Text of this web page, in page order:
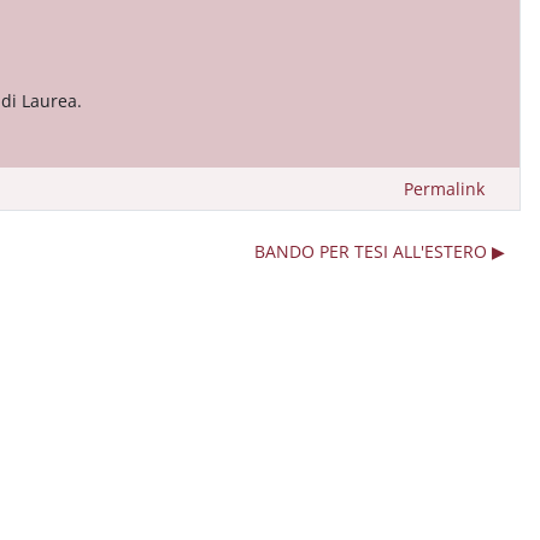
Laurea.
Permalink
BANDO PER TESI ALL'ESTERO ▶︎